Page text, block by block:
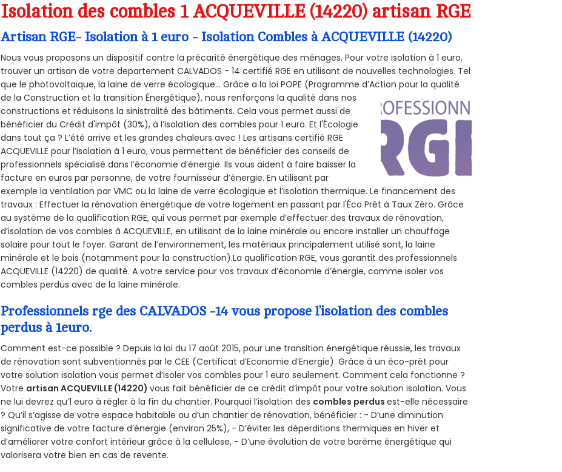
Isolation des combles 1 ACQUEVILLE (14220) artisan RGE
Artisan RGE- Isolation à 1 euro - Isolation Combles à ACQUEVILLE (14220)
Nous vous proposons un dispositif contre la précarité énergétique des ménages. Pour votre isolation à 1 euro,
trouver un artisan de votre departement CALVADOS - 14 certifié RGE en utilisant de nouvelles technologies. Tel
que le photovoltaïque, la laine de verre écologique... Grâce a la loi POPE (Programme d’Action pour la qualité
de la Construction et la transition Énergétique), nous renforçons la qualité dans nos
constructions et réduisons la sinistralité des bâtiments. Cela vous permet aussi de
bénéficier du Crédit d'impôt (30%), à l’isolation des combles pour 1 euro. Et l'Écologie
dans tout ça ? L’été arrive et les grandes chaleurs avec ! Les artisans certifié RGE
ACQUEVILLE pour l’isolation à 1 euro, vous permettent de bénéficier des conseils de
professionnels spécialisé dans l’économie d’énergie. Ils vous aident à faire baisser la
facture en euros par personne, de votre fournisseur d’énergie. En utilisant par
exemple la ventilation par VMC ou la laine de verre écologique et l’isolation thermique. Le financement des
travaux : Effectuer la rénovation énergétique de votre logement en passant par l'Éco Prêt à Taux Zéro. Grâce
au système de la qualification RGE, qui vous permet par exemple d’effectuer des travaux de rénovation,
d’isolation de vos combles à ACQUEVILLE, en utilisant de la laine minérale ou encore installer un chauffage
solaire pour tout le foyer. Garant de l’environnement, les matériaux principalement utilisé sont, la laine
minérale et le bois (notamment pour la construction).La qualification RGE, vous garantit des professionnels
ACQUEVILLE (14220) de qualité. A votre service pour vos travaux d’économie d’énergie, comme isoler vos
combles perdus avec de la laine minérale.
Professionnels rge des CALVADOS -14 vous propose l’isolation des combles
perdus à 1euro.
Comment est-ce possible ? Depuis la loi du 17 août 2015, pour une transition énergétique réussie, les travaux
de rénovation sont subventionnés par le CEE (Certificat d’Economie d’Energie). Grâce à un éco-prêt pour
votre solution isolation vous permet d’isoler vos combles pour 1 euro seulement. Comment cela fonctionne ?
Votre artisan ACQUEVILLE (14220)vous fait bénéficier de ce crédit d’impôt pour votre solution isolation. Vous
ne lui devrez qu’1 euro à régler à la fin du chantier. Pourquoi l’isolation des combles perdusest-elle nécessaire
? Qu’il s’agisse de votre espace habitable ou d’un chantier de rénovation, bénéficier : - D’une diminution
significative de votre facture d’énergie (environ 25%), - D’éviter les déperditions thermiques en hiver et
d’améliorer votre confort intérieur grâce à la cellulose, - D’une évolution de votre barème énergétique qui
valorisera votre bien en cas de revente.